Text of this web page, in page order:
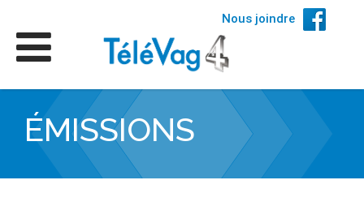
Nous joindre
ÉMISSIONS